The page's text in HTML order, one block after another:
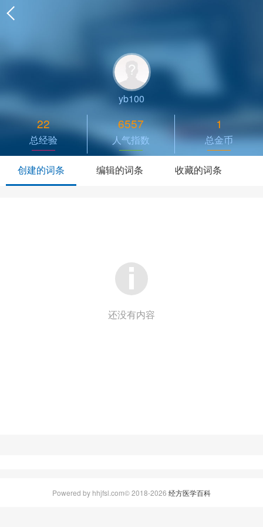
yb100
22
总经验
6557
人气指数
1
总金币
创建的词条 编辑的词条 收藏的词条
还没有内容
Powered by hhjfsl.com© 2018-2026 经方医学百科